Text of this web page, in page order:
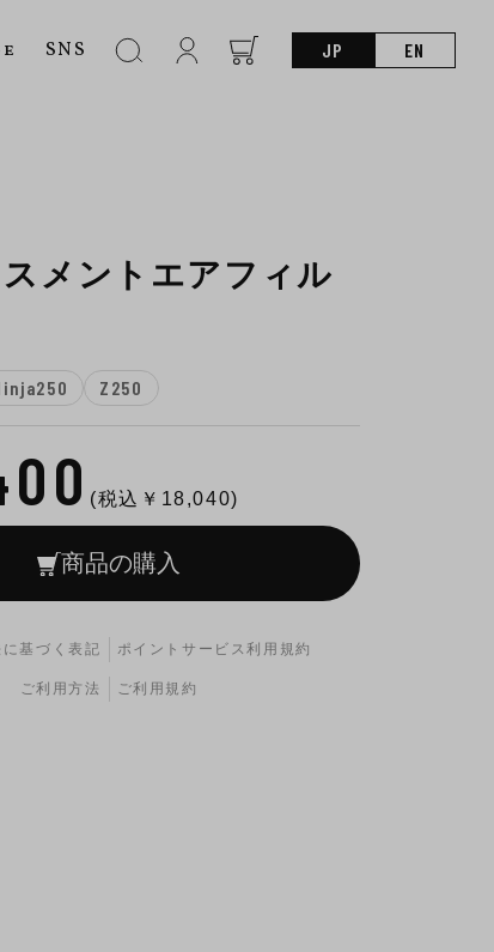
SNS JP EN
メントエアフィル
Z250
(税込￥ 18,040)
商品の購入
基づく表記 ポイントサービス利用規約
ご利用方法 ご利用規約